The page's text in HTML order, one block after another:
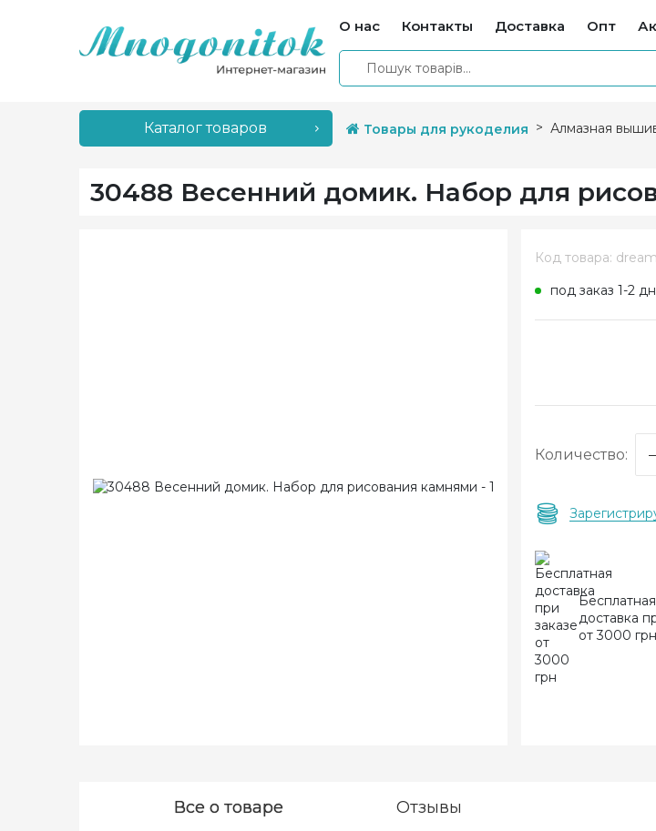
О нас Контакты Доставка Опт
Каталог товаров Товары для рукоделия Алмазная
30488 Весенний домик. Набор для
Код товара:
под заказ 1-2
Количество:
Бесплатная
доставка
от 3000 грн
Все о товаре Отзывы